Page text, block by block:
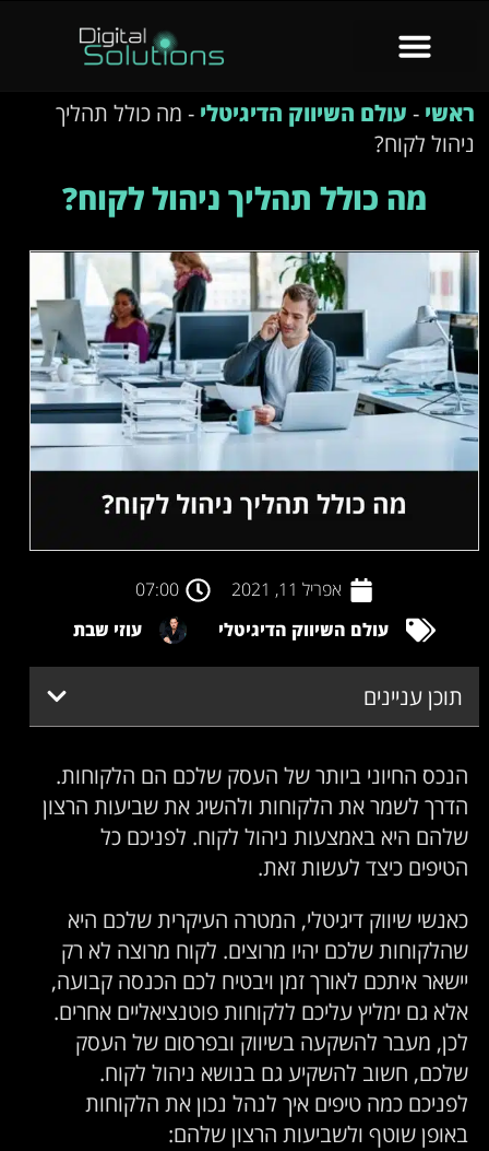
ראשי - עולם השיווק הדיגיטלי - מה כולל תהליך
ניהול לקוח?
מה כולל תהליך ניהול לקוח?
אפריל 11, 2021
07:00
עולם השיווק הדיגיטלי
עוזי שבת
תוכן עניינים
הנכס החיוני ביותר של העסק שלכם הם הלקוחות.
הדרך לשמר את הלקוחות ולהשיג את שביעות הרצון
שלהם היא באמצעות ניהול לקוח. לפניכם כל
הטיפים כיצד לעשות זאת.
כאנשי שיווק דיגיטלי, המטרה העיקרית שלכם היא
שהלקוחות שלכם יהיו מרוצים. לקוח מרוצה לא רק
יישאר איתכם לאורך זמן ויבטיח לכם הכנסה קבועה,
אלא גם ימליץ עליכם ללקוחות פוטנציאליים אחרים.
לכן, מעבר להשקעה בשיווק ובפרסום של העסק
שלכם, חשוב להשקיע גם בנושא ניהול לקוח.
לפניכם כמה טיפים איך לנהל נכון את הלקוחות
באופן שוטף ולשביעות הרצון שלהם: